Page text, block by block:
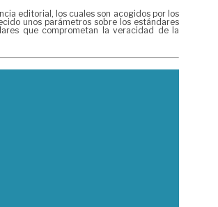
editorial, los cuales son acogidos por los
unos parámetros sobre los estándares
que comprometan la veracidad de la